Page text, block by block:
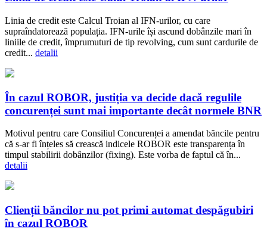
Linia de credit este Calcul Troian al IFN-urilor, cu care
supraîndatorează populația. IFN-urile își ascund dobânzile mari în
liniile de credit, împrumuturi de tip revolving, cum sunt cardurile de
credit... detalii
În cazul ROBOR, justiția va decide dacă regulile
concurenței sunt mai importante decât normele BNR
Motivul pentru care Consiliul Concurenței a amendat băncile pentru
că s-ar fi înțeles să crească indicele ROBOR este transparența în
timpul stabilirii dobânzilor (fixing). Este vorba de faptul că în...
detalii
Clienții băncilor nu pot primi automat despăgubiri
în cazul ROBOR